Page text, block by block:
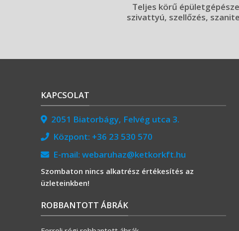
Teljes körű
szivattyú, szellőzés,
KAPCSOLAT
2051 Biatorbágy, Felvég utca 3.
Központ: +36 23 530 570
E-mail: webaruhaz@ketkorkft.hu
Szombaton nincs alkatrész értékesítés az
üzleteinkben!
ROBBANTOTT ÁBRÁK